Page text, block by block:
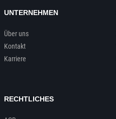
UNTERNEHMEN
Über uns
Kontakt
Karriere
RECHTLICHES